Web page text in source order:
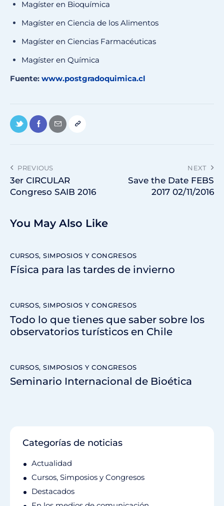
Magíster en Bioquímica
Magíster en Ciencia de los Alimentos
Magíster en Ciencias Farmacéuticas
Magíster en Química
Fuente: www.postgradoquimica.cl
PREVIOUS
3er CIRCULAR
Congreso SAIB 2016
NEXT
Save the Date FEBS
2017 02/11/2016
You May Also Like
CURSOS, SIMPOSIOS Y CONGRESOS
Física para las tardes de invierno
CURSOS, SIMPOSIOS Y CONGRESOS
Todo lo que tienes que saber sobre los
observatorios turísticos en Chile
CURSOS, SIMPOSIOS Y CONGRESOS
Seminario Internacional de Bioética
Categorías de noticias
Actualidad
Cursos, Simposios y Congresos
Destacados